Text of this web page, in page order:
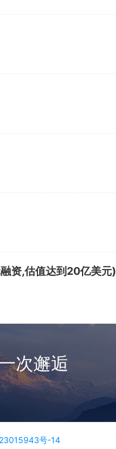
资,估值达到20亿美元)
次邂逅
号-14